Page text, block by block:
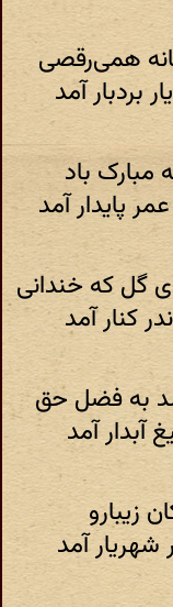
همی‌رقصی
آمد
مبارک باد
پایدار آمد
که خندانی
کنار آمد
به فضل حق
آبدار آمد
زیبارو
آمد